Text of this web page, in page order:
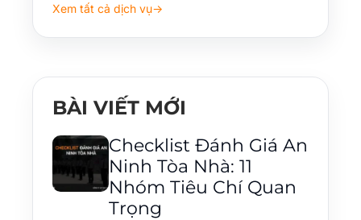
Xem tất cả dịch vụ→
BÀI VIẾT MỚI
Checklist Đánh Giá An
Ninh Tòa Nhà: 11
Nhóm Tiêu Chí Quan
Trọng